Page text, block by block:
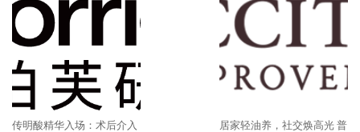
传明酸精华入场：术后介入
居家轻油养，社交焕高光 普